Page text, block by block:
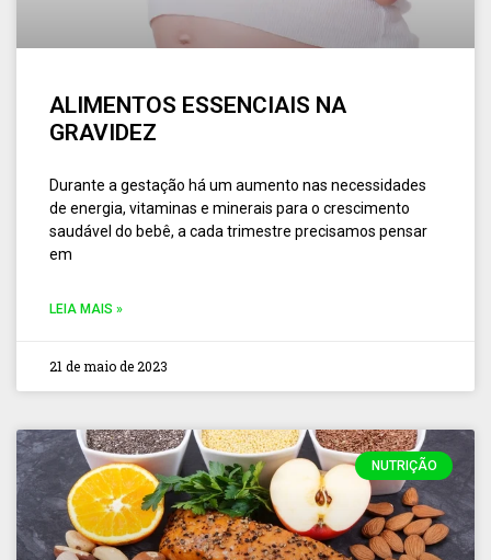
ALIMENTOS ESSENCIAIS NA
GRAVIDEZ
Durante a gestação há um aumento nas necessidades
de energia, vitaminas e minerais para o crescimento
saudável do bebê, a cada trimestre precisamos pensar
em
LEIA MAIS »
21 de maio de 2023
NUTRIÇÃO